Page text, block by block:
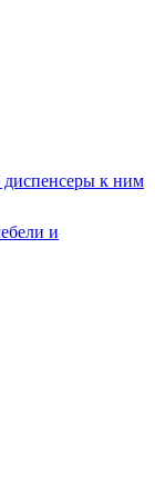
к ним
и